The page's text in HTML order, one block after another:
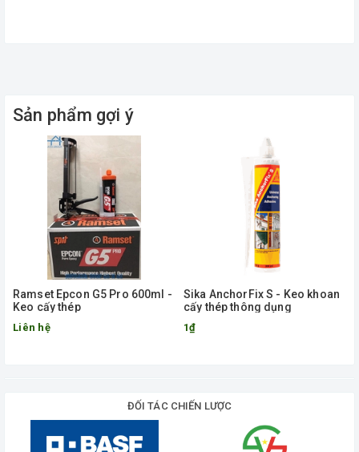
Sản phẩm gợi ý
Ramset Epcon G5 Pro 600ml -
Keo cấy thép
Liên hệ
Sika AnchorFix S - Keo khoan
cấy thép thông dụng
1₫
ĐỐI TÁC CHIẾN LƯỢC